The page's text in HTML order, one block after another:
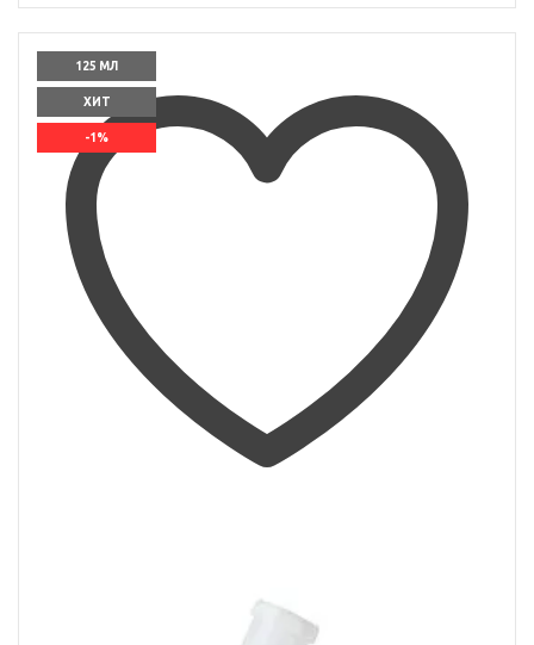
125 МЛ
ХИТ
-1%